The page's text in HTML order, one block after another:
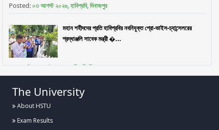
Posted: ০৩ আগস্ট ২০২৬, হাবিপ্রবি, দিনাজপুর
মহান শহীদদের প্রতি হাবিপ্রবির নবনিযুক্ত প্রো-ভাইস-চ্যান্সেলরের
শ্রদ্ধাঞ্জলি সাবেক মন্ত্রী �...
Posted:৩০ জুলাই ২০২৬, হাবিপ্রবি, দিনাজপুর
ফুলেল শুভেচ্ছায় নবনিযুক্ত প্রো-ভাইস-চ্যান্সেলর প্রফেসর ড. মো.
নওশের ওয়ানকে বরণ করলেন হাবিপ্রব...
The University
About HSTU
Exam Results